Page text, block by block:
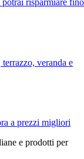
veranda e
a prezzi migliori
e prodotti per